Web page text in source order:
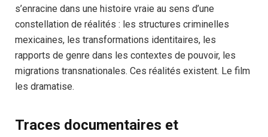
s’enracine dans une histoire vraie au sens d’une
constellation de réalités : les structures criminelles
mexicaines, les transformations identitaires, les
rapports de genre dans les contextes de pouvoir, les
migrations transnationales. Ces réalités existent. Le film
les dramatise.
Traces documentaires et